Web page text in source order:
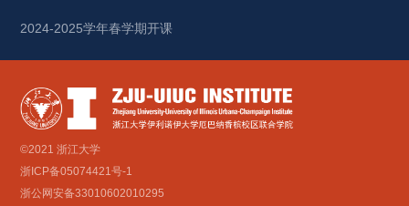
2024-2025学年春学期开课
©2021 浙江大学
浙ICP备05074421号-1
浙公网安备33010602010295